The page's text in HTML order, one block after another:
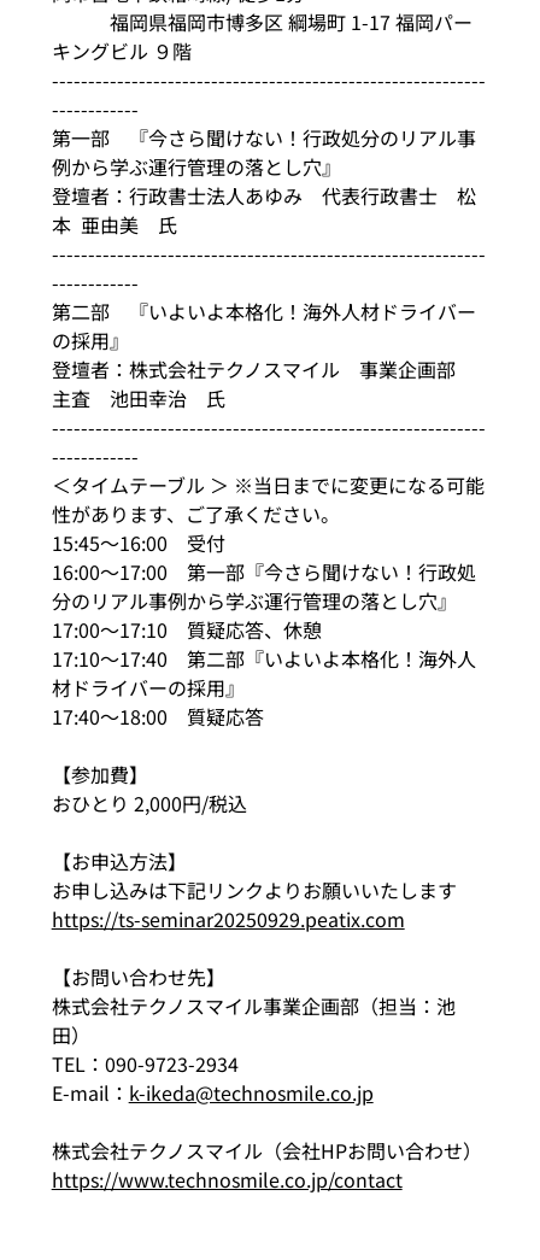
福岡県福岡市博多区 綱場町 1-17 福岡パー
キングビル ９階
------------------------------------------------------------
------------
第一部　『今さら聞けない！行政処分のリアル事
例から学ぶ運行管理の落とし穴』
登壇者：行政書士法人あゆみ　代表行政書士　松
本  亜由美　氏
------------------------------------------------------------
------------
第二部　『いよいよ本格化！海外人材ドライバー
の採用』
登壇者：株式会社テクノスマイル　事業企画部
主査　池田幸治　氏
------------------------------------------------------------
------------
＜タイムテーブル ＞ ※当日までに変更になる可能
性があります、ご了承ください。
15:45～16:00　受付
16:00～17:00　第一部『今さら聞けない！行政処
分のリアル事例から学ぶ運行管理の落とし穴』
17:00～17:10　質疑応答、休憩
17:10～17:40　第二部『いよいよ本格化！海外人
材ドライバーの採用』
17:40～18:00　質疑応答
【参加費】
おひとり 2,000円/税込
【お申込方法】
お申し込みは下記リンクよりお願いいたします
https://ts-seminar20250929.peatix.com
【お問い合わせ先】
株式会社テクノスマイル事業企画部（担当：池
田）
TEL：090-9723-2934
E-mail： k-ikeda@technosmile.co.jp
株式会社テクノスマイル（会社HPお問い合わせ）
https://www.technosmile.co.jp/contact